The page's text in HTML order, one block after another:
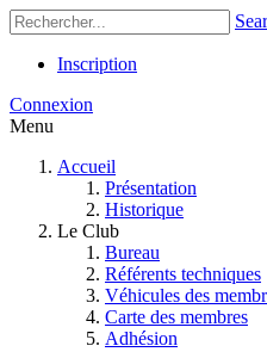
Inscription
Connexion
Menu
Accueil
Présentation
Historique
Le Club
Bureau
Référents techniques
Véhicules des
Carte des membres
Adhésion